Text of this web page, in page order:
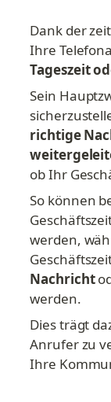
Dank der
Ihre
Tageszeit
Sein
richtige
ob Ihr
So können
werden,
Nachricht
werden.
Dies trägt
Anrufer zu
Ihre